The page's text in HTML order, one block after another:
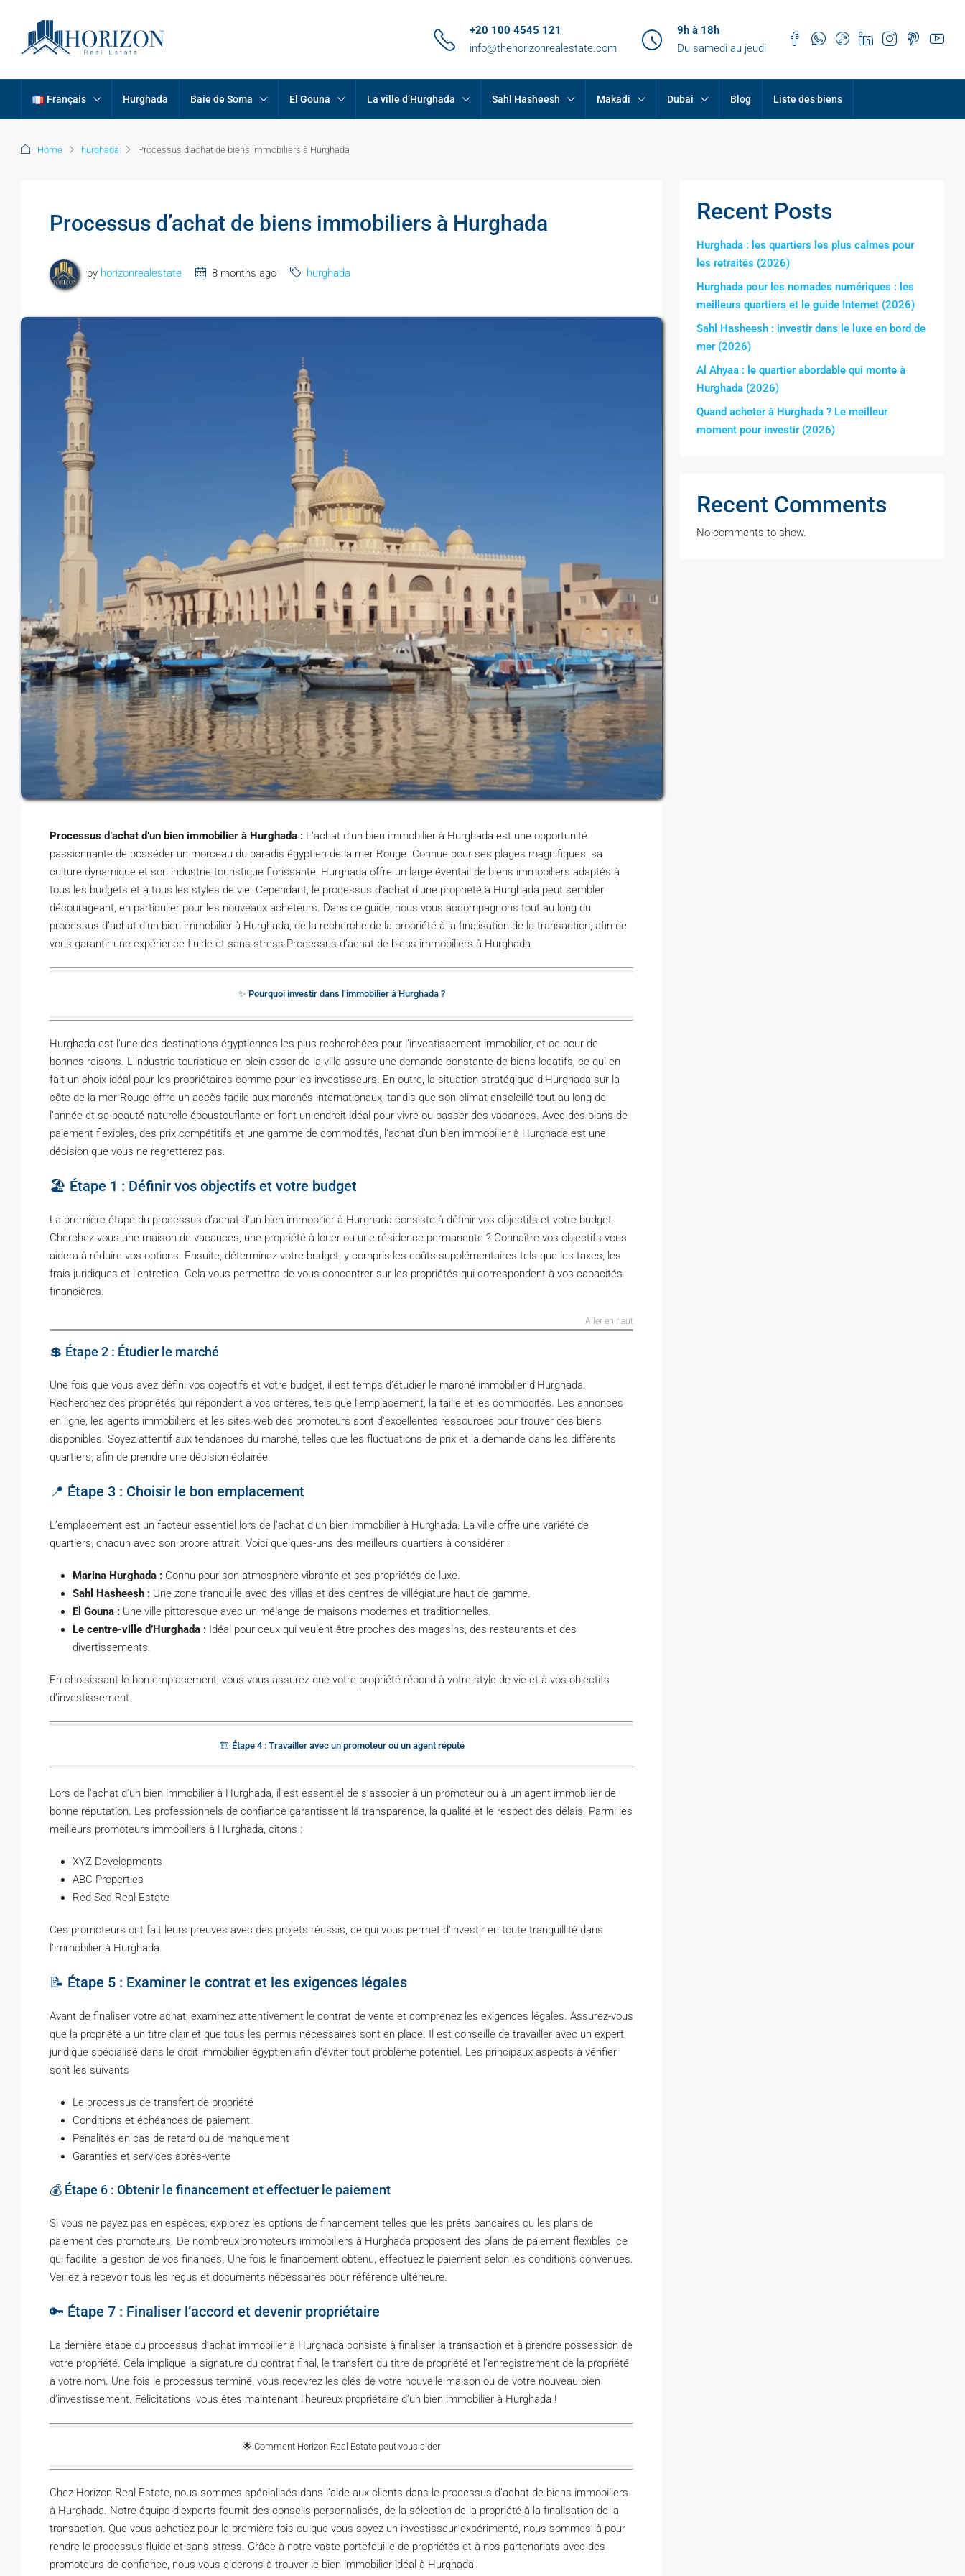
+20 100 4545 121
info@thehorizonrealestate.com
9h à 18h
Du samedi au jeudi
Français Hurghada Baie de Soma El Gouna La ville d’Hurghada Sahl Hasheesh Makadi Dubai Blog Liste des biens
Home hurghada Processus d’achat de biens immobiliers à Hurghada
Processus d’achat de biens immobiliers à Hurghada
by horizonrealestate 8 months ago hurghada
Processus d’achat d’un bien immobilier à Hurghada : L’achat d’un bien immobilier à Hurghada est une opportunité
passionnante de posséder un morceau du paradis égyptien de la mer Rouge. Connue pour ses plages magnifiques, sa
culture dynamique et son industrie touristique florissante, Hurghada offre un large éventail de biens immobiliers adaptés à
tous les budgets et à tous les styles de vie. Cependant, le processus d’achat d’une propriété à Hurghada peut sembler
décourageant, en particulier pour les nouveaux acheteurs. Dans ce guide, nous vous accompagnons tout au long du
processus d’achat d’un bien immobilier à Hurghada, de la recherche de la propriété à la finalisation de la transaction, afin de
vous garantir une expérience fluide et sans stress.Processus d’achat de biens immobiliers à Hurghada
✨ Pourquoi investir dans l’immobilier à Hurghada ?
Hurghada est l’une des destinations égyptiennes les plus recherchées pour l’investissement immobilier, et ce pour de
bonnes raisons. L’industrie touristique en plein essor de la ville assure une demande constante de biens locatifs, ce qui en
fait un choix idéal pour les propriétaires comme pour les investisseurs. En outre, la situation stratégique d’Hurghada sur la
côte de la mer Rouge offre un accès facile aux marchés internationaux, tandis que son climat ensoleillé tout au long de
l’année et sa beauté naturelle époustouflante en font un endroit idéal pour vivre ou passer des vacances. Avec des plans de
paiement flexibles, des prix compétitifs et une gamme de commodités, l’achat d’un bien immobilier à Hurghada est une
décision que vous ne regretterez pas.
🏖️ Étape 1 : Définir vos objectifs et votre budget
La première étape du processus d’achat d’un bien immobilier à Hurghada consiste à définir vos objectifs et votre budget.
Cherchez-vous une maison de vacances, une propriété à louer ou une résidence permanente ? Connaître vos objectifs vous
aidera à réduire vos options. Ensuite, déterminez votre budget, y compris les coûts supplémentaires tels que les taxes, les
frais juridiques et l’entretien. Cela vous permettra de vous concentrer sur les propriétés qui correspondent à vos capacités
financières.
Aller en haut
💲 Étape 2 : Étudier le marché
Une fois que vous avez défini vos objectifs et votre budget, il est temps d’étudier le marché immobilier d’Hurghada.
Recherchez des propriétés qui répondent à vos critères, tels que l’emplacement, la taille et les commodités. Les annonces
en ligne, les agents immobiliers et les sites web des promoteurs sont d’excellentes ressources pour trouver des biens
disponibles. Soyez attentif aux tendances du marché, telles que les fluctuations de prix et la demande dans les différents
quartiers, afin de prendre une décision éclairée.
📍 Étape 3 : Choisir le bon emplacement
L’emplacement est un facteur essentiel lors de l’achat d’un bien immobilier à Hurghada. La ville offre une variété de
quartiers, chacun avec son propre attrait. Voici quelques-uns des meilleurs quartiers à considérer :
Marina Hurghada : Connu pour son atmosphère vibrante et ses propriétés de luxe.
Sahl Hasheesh : Une zone tranquille avec des villas et des centres de villégiature haut de gamme.
El Gouna : Une ville pittoresque avec un mélange de maisons modernes et traditionnelles.
Le centre-ville d’Hurghada : Idéal pour ceux qui veulent être proches des magasins, des restaurants et des
divertissements.
En choisissant le bon emplacement, vous vous assurez que votre propriété répond à votre style de vie et à vos objectifs
d’investissement.
🏗️ Étape 4 : Travailler avec un promoteur ou un agent réputé
Lors de l’achat d’un bien immobilier à Hurghada, il est essentiel de s’associer à un promoteur ou à un agent immobilier de
bonne réputation. Les professionnels de confiance garantissent la transparence, la qualité et le respect des délais. Parmi les
meilleurs promoteurs immobiliers à Hurghada, citons :
XYZ Developments
ABC Properties
Red Sea Real Estate
Ces promoteurs ont fait leurs preuves avec des projets réussis, ce qui vous permet d’investir en toute tranquillité dans
l’immobilier à Hurghada.
📝 Étape 5 : Examiner le contrat et les exigences légales
Avant de finaliser votre achat, examinez attentivement le contrat de vente et comprenez les exigences légales. Assurez-vous
que la propriété a un titre clair et que tous les permis nécessaires sont en place. Il est conseillé de travailler avec un expert
juridique spécialisé dans le droit immobilier égyptien afin d’éviter tout problème potentiel. Les principaux aspects à vérifier
sont les suivants
Le processus de transfert de propriété
Conditions et échéances de paiement
Pénalités en cas de retard ou de manquement
Garanties et services après-vente
💰 Étape 6 : Obtenir le financement et effectuer le paiement
Si vous ne payez pas en espèces, explorez les options de financement telles que les prêts bancaires ou les plans de
paiement des promoteurs. De nombreux promoteurs immobiliers à Hurghada proposent des plans de paiement flexibles, ce
qui facilite la gestion de vos finances. Une fois le financement obtenu, effectuez le paiement selon les conditions convenues.
Veillez à recevoir tous les reçus et documents nécessaires pour référence ultérieure.
🔑 Étape 7 : Finaliser l’accord et devenir propriétaire
La dernière étape du processus d’achat immobilier à Hurghada consiste à finaliser la transaction et à prendre possession de
votre propriété. Cela implique la signature du contrat final, le transfert du titre de propriété et l’enregistrement de la propriété
à votre nom. Une fois le processus terminé, vous recevrez les clés de votre nouvelle maison ou de votre nouveau bien
d’investissement. Félicitations, vous êtes maintenant l’heureux propriétaire d’un bien immobilier à Hurghada !
🌟 Comment Horizon Real Estate peut vous aider
Chez Horizon Real Estate, nous sommes spécialisés dans l’aide aux clients dans le processus d’achat de biens immobiliers
à Hurghada. Notre équipe d’experts fournit des conseils personnalisés, de la sélection de la propriété à la finalisation de la
transaction. Que vous achetiez pour la première fois ou que vous soyez un investisseur expérimenté, nous sommes là pour
rendre le processus fluide et sans stress. Grâce à notre vaste portefeuille de propriétés et à nos partenariats avec des
promoteurs de confiance, nous vous aiderons à trouver le bien immobilier idéal à Hurghada.
Recent Posts
Hurghada : les quartiers les plus calmes pour
les retraités (2026)
Hurghada pour les nomades numériques : les
meilleurs quartiers et le guide Internet (2026)
Sahl Hasheesh : investir dans le luxe en bord de
mer (2026)
Al Ahyaa : le quartier abordable qui monte à
Hurghada (2026)
Quand acheter à Hurghada ? Le meilleur
moment pour investir (2026)
Recent Comments
No comments to show.